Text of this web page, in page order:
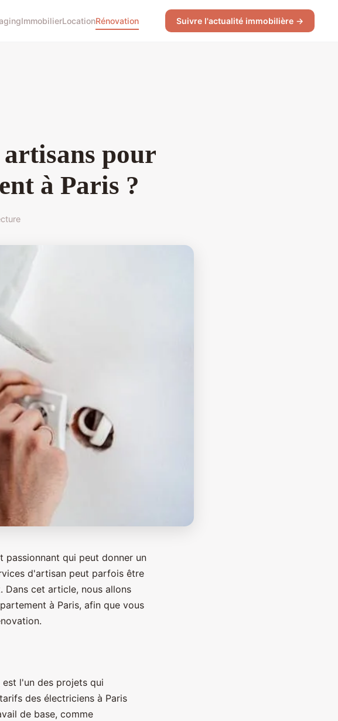
ImmobilierLocationRénovation Suivre l'actualité immobilière →
artisans pour
à Paris ?
passionnant qui peut donner un
d'artisan peut parfois être
Dans cet article, nous allons
à Paris, afin que vous
est l'un des projets qui
des électriciens à Paris
de base, comme